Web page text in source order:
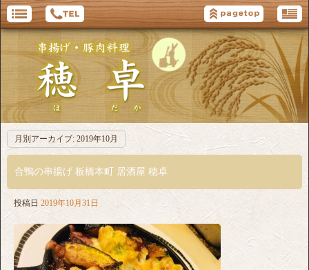
月別アーカイブ: 2019年10月
合鴨の串揚げ 板橋本町 居酒屋 穂卓
投稿日 2019年10月31日